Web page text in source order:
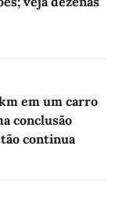
em um carro
conclusão
continua